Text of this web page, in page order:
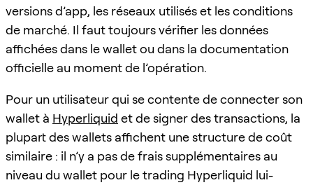
versions d’app, les réseaux utilisés et les conditions
de marché. Il faut toujours vérifier les données
affichées dans le wallet ou dans la documentation
officielle au moment de l’opération.
Pour un utilisateur qui se contente de connecter son
wallet à Hyperliquid et de signer des transactions, la
plupart des wallets affichent une structure de coût
similaire : il n’y a pas de frais supplémentaires au
niveau du wallet pour le trading Hyperliquid lui-